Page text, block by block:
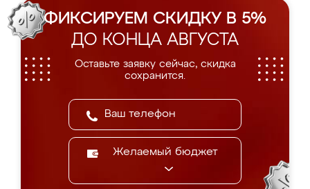
ФИКСИРУЕМ СКИДКУ В 5%
ДО КОНЦА АВГУСТА
Оставьте заявку сейчас, скидка
сохранится.
Желаемый бюджет